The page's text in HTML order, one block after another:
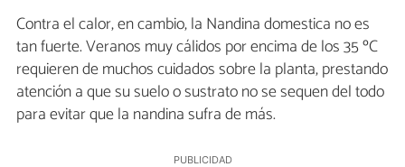
Contra el calor, en cambio, la Nandina domestica no es
tan fuerte. Veranos muy cálidos por encima de los 35 ºC
requieren de muchos cuidados sobre la planta, prestando
atención a que su suelo o sustrato no se sequen del todo
para evitar que la nandina sufra de más.